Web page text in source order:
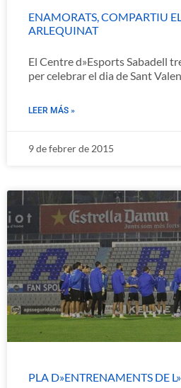
ENAMORATS, COMPARTIU
ARLEQUINAT
El Centre d»Esports Sabadell
per celebrar el dia de Sant
LEER MÁS »
9 de febrer de 2015
PLA D»ENTRENAMENTS DE